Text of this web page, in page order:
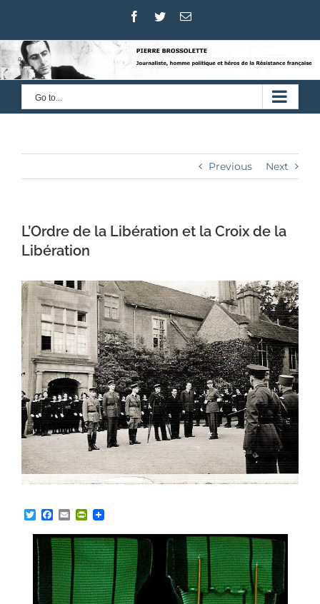
Facebook
TwitterEmail
Go to...
Previous Next
L’Ordre de la Libération et la Croix de la
Libération
View
Larger
Image
TwitterFacebook
EmailPrintFriendly